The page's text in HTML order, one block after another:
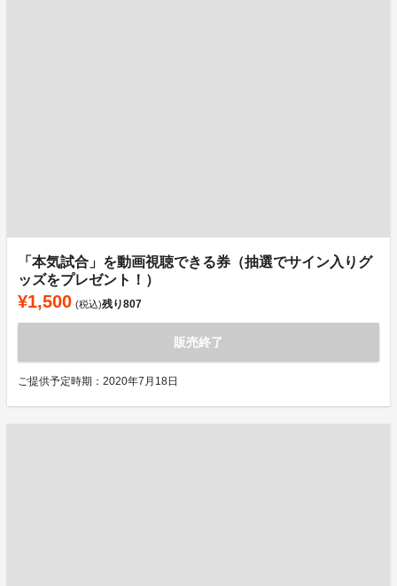
「本気試合」を動画視聴できる券（抽選でサイン入りグ
ッズをプレゼント！）
¥1,500 (税込)残り807
販売終了
ご提供予定時期：2020年7月18日